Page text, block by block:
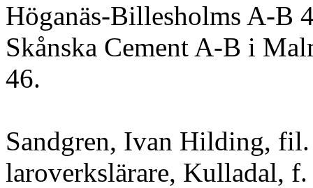
Höganäs-Billesholms A-B
Skånska Cement A-B i
46.
Sandgren, Ivan Hilding,
laroverkslärare, Kulladal,